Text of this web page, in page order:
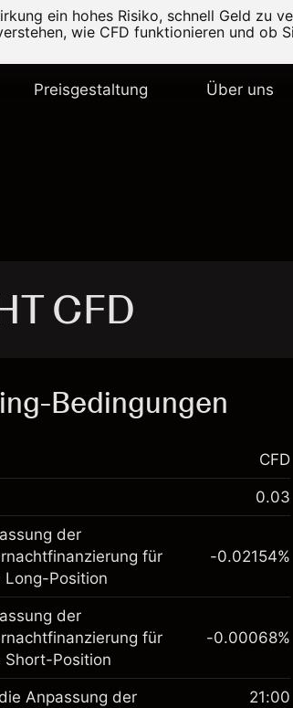
ein hohes Risiko, schnell Geld zu
wie CFD funktionieren und ob
Preisgestaltung Über uns
CFD
Bedingungen
Finanzmarkt steht für das CFD-Trading
Sie mehr über:
CFD
0.03
der
für
Long-Position
-0.02154%
der
für
Short-Position
-0.00068%
Anpassung der
21:00